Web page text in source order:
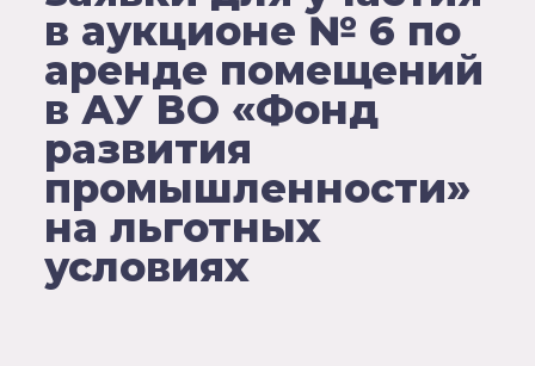
в аукционе № 6 по
аренде помещений
в АУ ВО «Фонд
развития
промышленности»
на льготных
условиях